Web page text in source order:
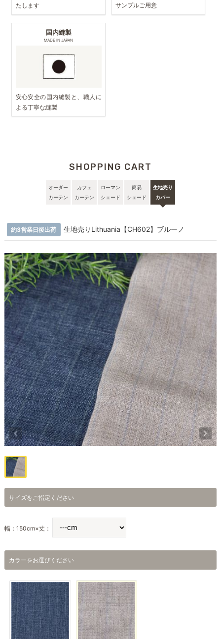
たします
サンプルご用意
国内縫製
MADE IN JAPAN
安心安全の国内縫製と、職人に
よる丁寧な縫製
SHOPPING CART
オーダー
カーテン
カフェ
カーテン
ローマン
シェード
簡易
シェード
生地売り
カバー
約3営業日後出荷 生地売りLithuania【CH602】ブルーノ
サイズをご指定ください
幅：150cm×丈：
カラーをお選びください